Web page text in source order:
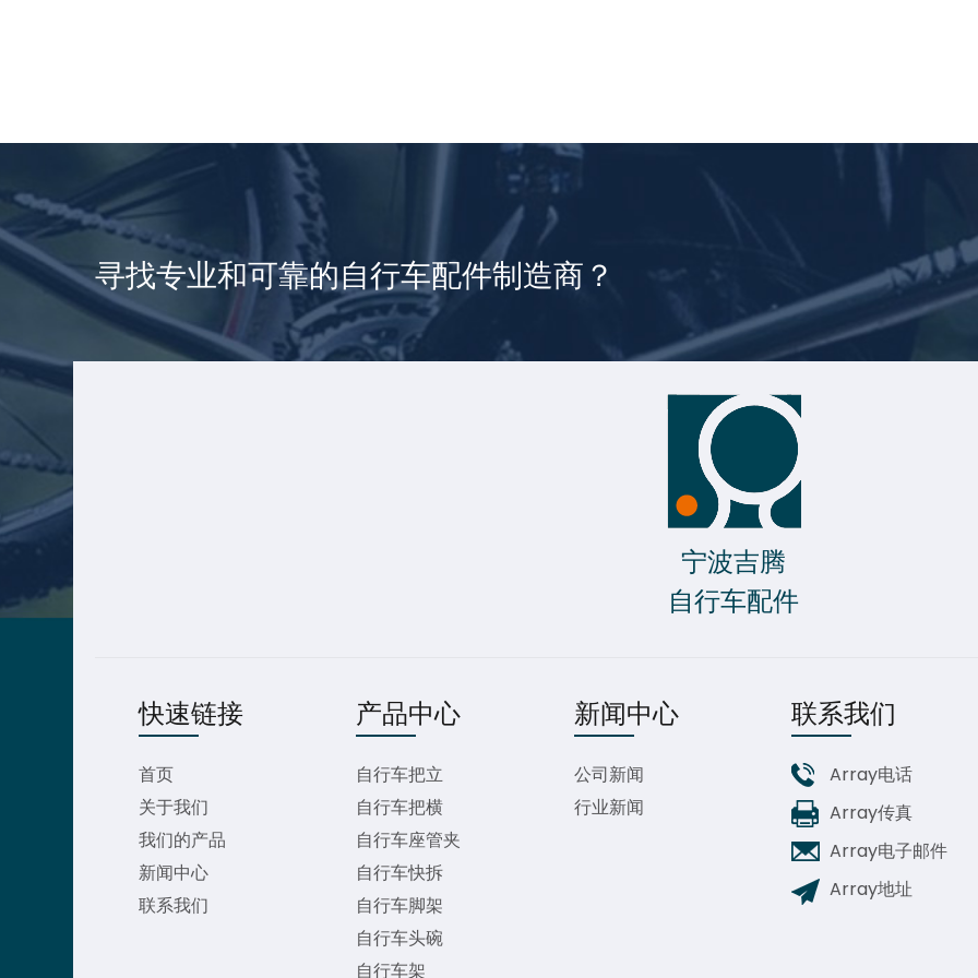
寻找专业和可靠的自行车配件制造商？
宁波吉腾
自行车配件
快速链接
首页
关于我们
我们的产品
新闻中心
联系我们
产品中心
自行车把立
自行车把横
自行车座管夹
自行车快拆
自行车脚架
自行车头碗
自行车架
新闻中心
公司新闻
行业新闻
联系我们
Array电话
Array传真
Array电子邮件
Array地址